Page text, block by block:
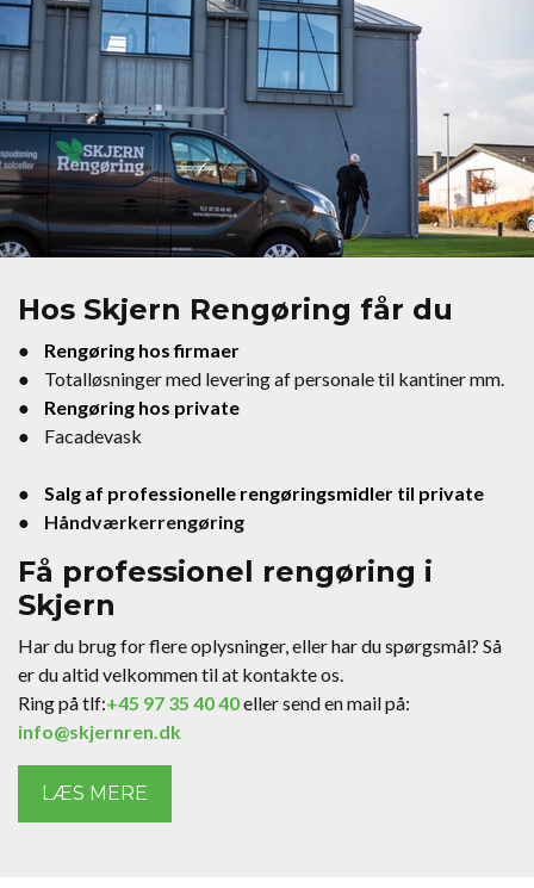
Hos Skjern Rengøring får du
● Rengøring hos firmaer
● Totalløsninger med levering af personale til kantiner mm.
●
Rengøring hos private
● Facadevask
● Salg af professionelle rengøringsmidler til private
● Håndværkerrengøring
Få professionel rengøring i
Skjern
Har du brug for flere oplysninger, eller har du spørgsmål? Så
er du altid velkommen til at kontakte os.
Ring på tlf:+45 97 35 40 40eller send en mail på:
info@skjernren.dk
LÆS MERE